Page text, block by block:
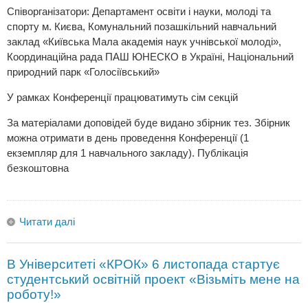
Співорганізатори: Департамент освіти і науки, молоді та
спорту м. Києва, Комунальний позашкільний навчальний
заклад «Київська Мала академія наук учнівської молоді»,
Координаційна рада ПАШ ЮНЕСКО в Україні, Національний
природний парк «Голосіївський»
У рамках Конференції працюватимуть сім секцій
За матеріалами доповідей буде видано збірник тез. Збірник
можна отримати в день проведення Конференції (1
екземпляр для 1 навчального закладу). Публікація
безкоштовна
Читати далі
В Університеті «КРОК» 6 листопада стартує
студентський освітній проект «Візьміть мене на
роботу!»